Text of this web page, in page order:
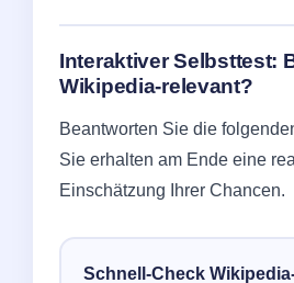
Interaktiver Selbsttest:
Wikipedia-relevant?
Beantworten Sie die
Sie erhalten am Ende eine
Einschätzung Ihrer Chancen.
Schnell-Check